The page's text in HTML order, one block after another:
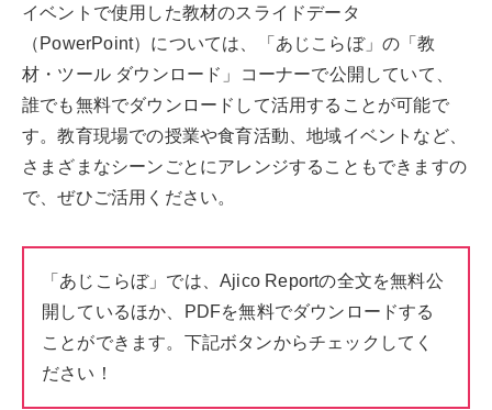
イベントで使用した教材のスライドデータ
（PowerPoint）については、「あじこらぼ」の「教
材・ツール ダウンロード」コーナーで公開していて、
誰でも無料でダウンロードして活用することが可能で
す。教育現場での授業や食育活動、地域イベントなど、
さまざまなシーンごとにアレンジすることもできますの
で、ぜひご活用ください。
「あじこらぼ」では、Ajico Reportの全文を無料公
開しているほか、PDFを無料でダウンロードする
ことができます。下記ボタンからチェックしてく
ださい！